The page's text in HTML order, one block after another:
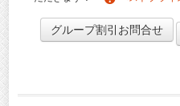
グループ割引お問合せ